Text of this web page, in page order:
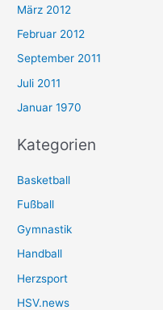
März 2012
Februar 2012
September 2011
Juli 2011
Januar 1970
Kategorien
Basketball
Fußball
Gymnastik
Handball
Herzsport
HSV.news